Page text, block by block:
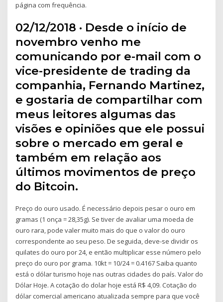
página com frequência.
02/12/2018 · Desde o início de
novembro venho me
comunicando por e-mail com o
vice-presidente de trading da
companhia, Fernando Martinez,
e gostaria de compartilhar com
meus leitores algumas das
visões e opiniões que ele possui
sobre o mercado em geral e
também em relação aos
últimos movimentos de preço
do Bitcoin.
Preço do ouro usado. É necessário depois pesar o ouro em
gramas (1 onça = 28,35g). Se tiver de avaliar uma moeda de
ouro rara, pode valer muito mais do que o valor do ouro
correspondente ao seu peso. De seguida, deve-se dividir os
quilates do ouro por 24, e então multiplicar esse número pelo
preço do ouro por grama. 10kt = 10/24 = 0.4167 Saiba quanto
está o dólar turismo hoje nas outras cidades do país. Valor do
Dólar Hoje. A cotação do dolar hoje está R$ 4,09. Cotação do
dólar comercial americano atualizada sempre para que você